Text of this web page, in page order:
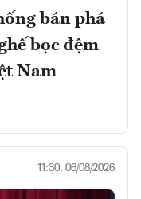
bán phá
bọc đệm
Nam
11:30, 06/08/2026